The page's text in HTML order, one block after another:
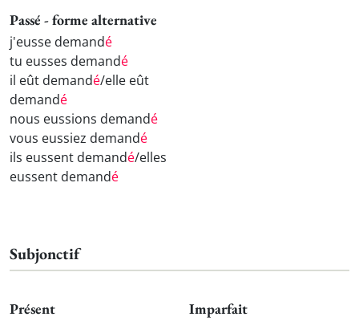
Passé - forme alternative
j'eusse demandé
tu eusses demandé
il eût demandé/elle eût
demandé
nous eussions demandé
vous eussiez demandé
ils eussent demandé/elles
eussent demandé
Subjonctif
Présent Imparfait